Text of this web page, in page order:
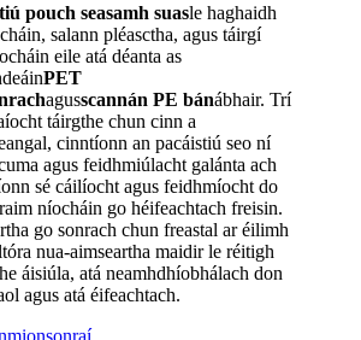
pouch seasamh suasle haghaidh
salann pléasctha, agus táirgí
eile atá déanta as
PET
agusscannán PE bánábhair. Trí
táirgthe chun cinn a
cinntíonn an pacáistiú seo ní
agus feidhmiúlacht galánta ach
sé cáilíocht agus feidhmíocht do
níocháin go héifeachtach freisin.
go sonrach chun freastal ar éilimh
nua-aimseartha maidir le réitigh
áisiúla, atá neamhdhíobhálach don
agus atá éifeachtach.
mionsonraí